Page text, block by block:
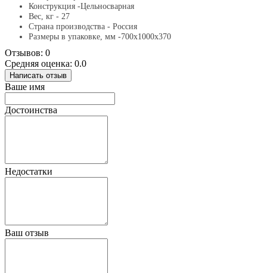
Конструкция -Цельносварная
Вес, кг - 27
Страна производства - Россия
Размеры в упаковке, мм -700х1000х370
Отзывов: 0
Средняя оценка: 0.0
Написать отзыв
Ваше имя
Достоинства
Недостатки
Ваш отзыв